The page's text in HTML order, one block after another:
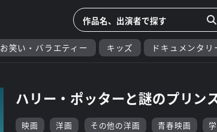
お笑い・バラエティー キッズ ドキュメンタリ
ハリー・ポッターと謎のプリン
映画 洋画 その他の洋画 青春映画